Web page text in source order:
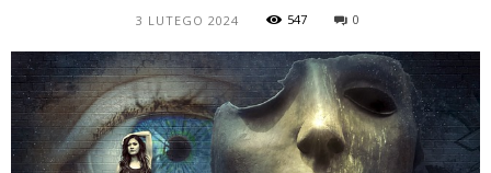
3 LUTEGO 2024 547 0